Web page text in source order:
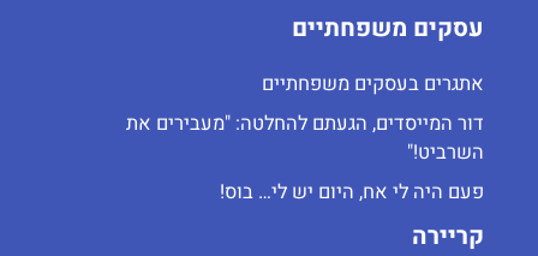
עסקים משפחתיים
אתגרים בעסקים משפחתיים
דור המייסדים, הגעתם להחלטה: "מעבירים את
השרביט!"
פעם היה לי אח, היום יש לי… בוס!
קריירה